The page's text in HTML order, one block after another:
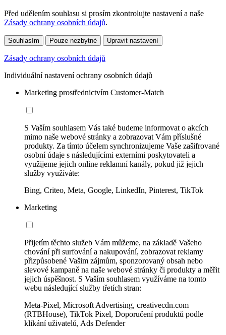
Před udělením souhlasu si prosím zkontrolujte nastavení a naše
Zásady ochrany osobních údajů.
Souhlasím Pouze nezbytné Upravit nastavení
Zásady ochrany osobních údajů
Individuální nastavení ochrany osobních údajů
Marketing prostřednictvím Customer-Match
S Vaším souhlasem Vás také budeme informovat o akcích
mimo naše webové stránky a zobrazovat Vám příslušné
produkty. Za tímto účelem synchronizujeme Vaše zašifrované
osobní údaje s následujícími externími poskytovateli a
využijeme jejich online reklamní kanály, pokud již jejich
služby využíváte:
Bing, Criteo, Meta, Google, LinkedIn, Pinterest, TikTok
Marketing
Přijetím těchto služeb Vám můžeme, na základě Vašeho
chování při surfování a nakupování, zobrazovat reklamy
přizpůsobené Vašim zájmům, sponzorovaný obsah nebo
slevové kampaně na naše webové stránky či produkty a měřit
jejich úspěšnost. S Vaším souhlasem využíváme na tomto
webu následující služby třetích stran:
Meta-Pixel, Microsoft Advertising, creativecdn.com
(RTBHouse), TikTok Pixel, Doporučení produktů podle
klikání uživatelů, Ads Defender